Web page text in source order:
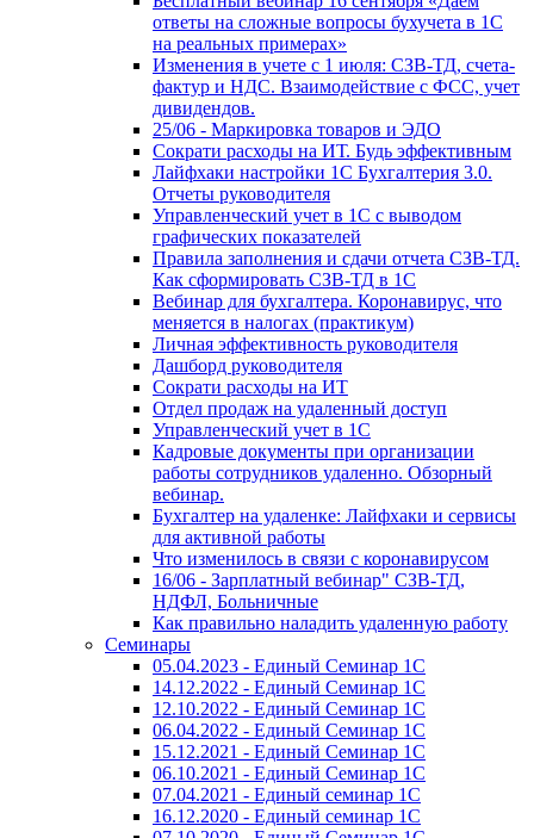
ответы на сложные вопросы бухучета в 1С
на реальных примерах»
Изменения в учете с 1 июля: СЗВ-ТД, счета-
фактур и НДС. Взаимодействие с ФСС, учет
дивидендов.
25/06 - Маркировка товаров и ЭДО
Сократи расходы на ИТ. Будь эффективным
Лайфхаки настройки 1С Бухгалтерия 3.0.
Отчеты руководителя
Управленческий учет в 1С с выводом
графических показателей
Правила заполнения и сдачи отчета СЗВ-ТД.
Как сформировать СЗВ-ТД в 1С
Вебинар для бухгалтера. Коронавирус, что
меняется в налогах (практикум)
Личная эффективность руководителя
Дашборд руководителя
Сократи расходы на ИТ
Отдел продаж на удаленный доступ
Управленческий учет в 1С
Кадровые документы при организации
работы сотрудников удаленно. Обзорный
вебинар.
Бухгалтер на удаленке: Лайфхаки и сервисы
для активной работы
Что изменилось в связи с коронавирусом
16/06 - Зарплатный вебинар" СЗВ-ТД,
НДФЛ, Больничные
Как правильно наладить удаленную работу
Семинары
05.04.2023 - Единый Семинар 1С
14.12.2022 - Единый Семинар 1С
12.10.2022 - Единый Семинар 1С
06.04.2022 - Единый Семинар 1С
15.12.2021 - Единый Семинар 1С
06.10.2021 - Единый Семинар 1С
07.04.2021 - Единый семинар 1С
16.12.2020 - Единый семинар 1С